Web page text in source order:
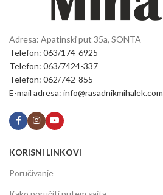
Adresa: Apatinski put 35a, SONTA
Telefon: 063/174-6925
Telefon: 063/7424-337
Telefon: 062/742-855
E-mail adresa: info@rasadnikmihalek.com
KORISNI LINKOVI
Poručivanje